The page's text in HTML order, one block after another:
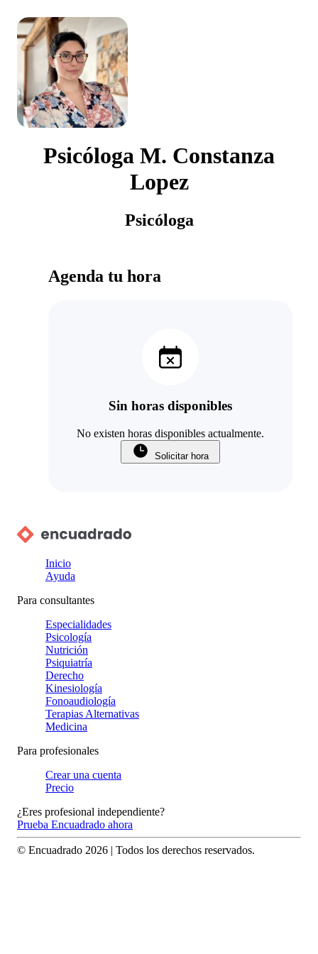
Psicóloga M. Constanza
Lopez
Psicóloga
Agenda tu hora
Sin horas disponibles
No existen horas disponibles actualmente.
Solicitar hora
Inicio
Ayuda
Para consultantes
Especialidades
Psicología
Nutrición
Psiquiatría
Derecho
Kinesiología
Fonoaudiología
Terapias Alternativas
Medicina
Para profesionales
Crear una cuenta
Precio
¿Eres profesional independiente?
Prueba Encuadrado ahora
© Encuadrado 2026 | Todos los derechos reservados.